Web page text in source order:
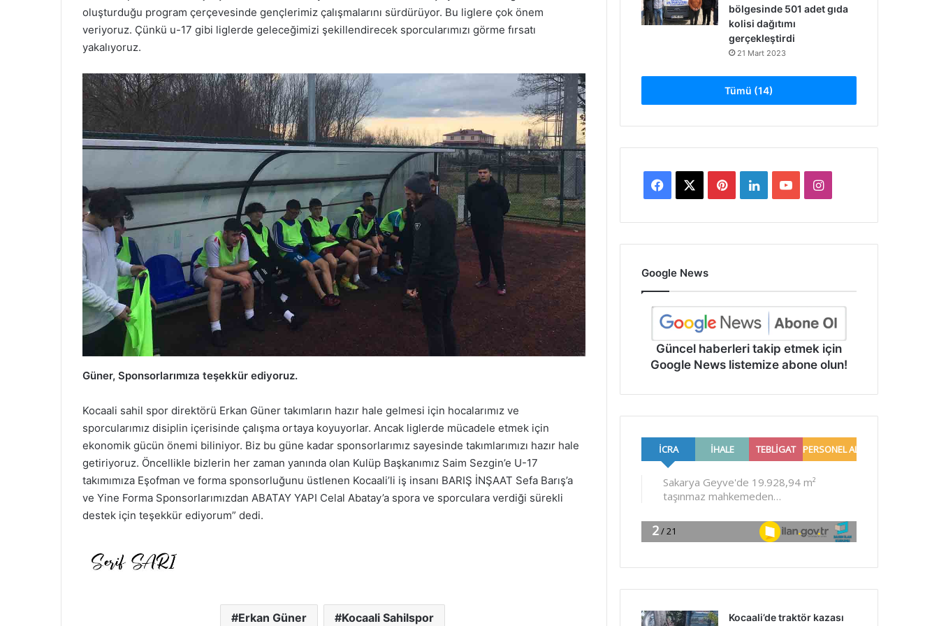
oluşturduğu program çerçevesinde gençlerimiz çalışmalarını sürdürüyor. Bu liglere çok önem
veriyoruz. Çünkü u-17 gibi liglerde geleceğimizi şekillendirecek sporcularımızı görme fırsatı
yakalıyoruz.
Güner, Sponsorlarımıza teşekkür ediyoruz.
Kocaali sahil spor direktörü Erkan Güner takımların hazır hale gelmesi için hocalarımız ve
sporcularımız disiplin içerisinde çalışma ortaya koyuyorlar. Ancak liglerde mücadele etmek için
ekonomik gücün önemi biliniyor. Biz bu güne kadar sponsorlarımız sayesinde takımlarımızı hazır hale
getiriyoruz. Öncellikle bizlerin her zaman yanında olan Kulüp Başkanımız Saim Sezgin’e U-17
takımımıza Eşofman ve forma sponsorluğunu üstlenen Kocaali’li iş insanı BARIŞ İNŞAAT Sefa Barış’a
ve Yine Forma Sponsorlarımızdan ABATAY YAPI Celal Abatay’a spora ve sporculara verdiği sürekli
destek için teşekkür ediyorum” dedi.
Erkan Güner Kocaali Sahilspor
bölgesinde 501 adet gıda
kolisi dağıtımı
gerçekleştirdi
21 Mart 2023
Tümü (14)
Facebook PinterestLinkedInYouTubeInstagram
Google News
Güncel haberleri takip etmek için
Google News listemize abone olun!
Kocaali’de traktör kazası